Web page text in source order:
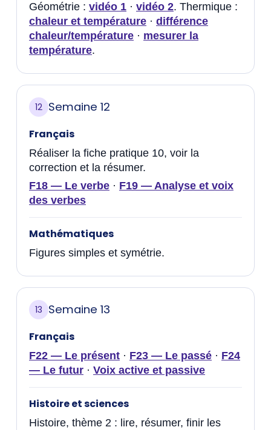
Géométrie : vidéo 1 · vidéo 2. Thermique :
chaleur et température · différence
chaleur/température · mesurer la
température.
12 Semaine 12
Français
Réaliser la fiche pratique 10, voir la
correction et la résumer.
F18 — Le verbe · F19 — Analyse et voix
des verbes
Mathématiques
Figures simples et symétrie.
13 Semaine 13
Français
F22 — Le présent · F23 — Le passé · F24
— Le futur · Voix active et passive
Histoire et sciences
Histoire, thème 2 : lire, résumer, finir les